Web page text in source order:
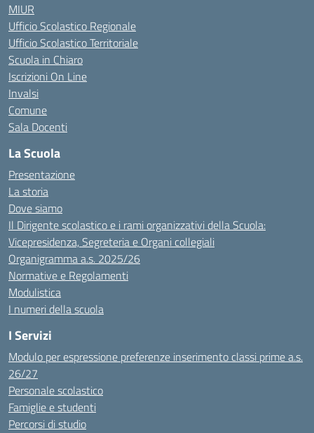
MIUR
Ufficio Scolastico Regionale
Ufficio Scolastico Territoriale
Scuola in Chiaro
Iscrizioni On Line
Invalsi
Comune
Sala Docenti
La Scuola
Presentazione
La storia
Dove siamo
Il Dirigente scolastico e i rami organizzativi della Scuola:
Vicepresidenza, Segreteria e Organi collegiali
Organigramma a.s. 2025/26
Normative e Regolamenti
Modulistica
I numeri della scuola
I Servizi
Modulo per espressione preferenze inserimento classi prime a.s.
26/27
Personale scolastico
Famiglie e studenti
Percorsi di studio